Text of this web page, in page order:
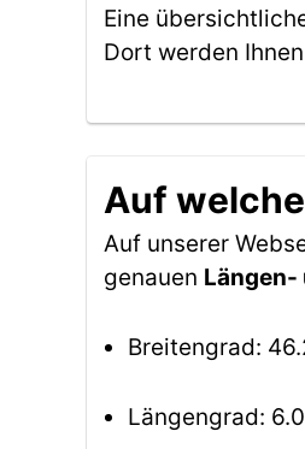
Eine
Dort werden
Auf
Auf unserer
genauen Längen-
Breitengrad:
Längengrad: